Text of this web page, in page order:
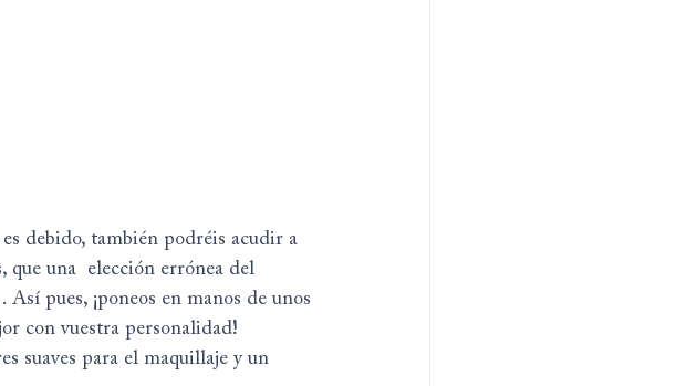
debido, también podréis acudir a
que una  elección errónea del
pues, ¡poneos en manos de unos
con vuestra personalidad!
suaves para el maquillaje y un